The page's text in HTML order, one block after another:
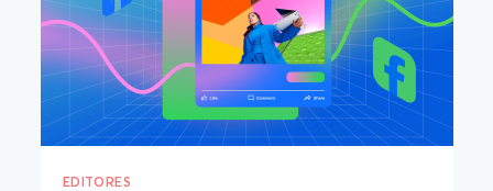
EDITORES